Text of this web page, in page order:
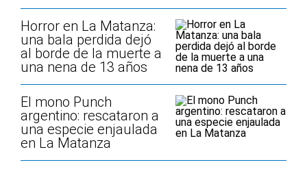
Horror en La Matanza:
una bala perdida dejó
al borde de la muerte a
una nena de 13 años
El mono Punch
argentino: rescataron a
una especie enjaulada
en La Matanza